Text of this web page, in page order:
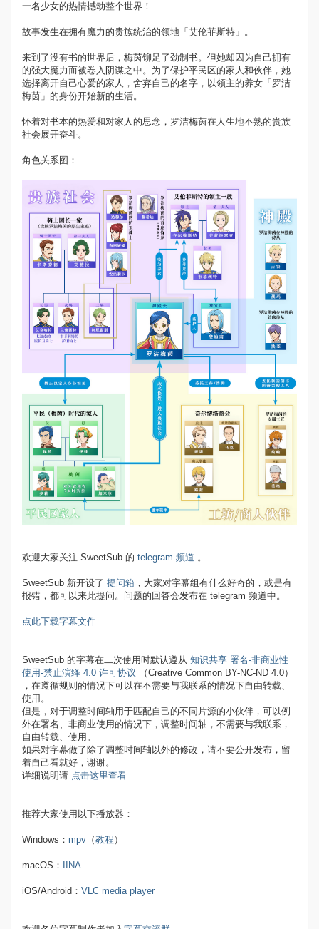
一名少女的热情撼动整个世界！
故事发生在拥有魔力的贵族统治的领地「艾伦菲斯特」。
来到了没有书的世界后，梅茵铆足了劲制书。但她却因为自己拥有
的强大魔力而被卷入阴谋之中。为了保护平民区的家人和伙伴，她
选择离开自己心爱的家人，舍弃自己的名字，以领主的养女「罗洁
梅茵」的身份开始新的生活。
怀着对书本的热爱和对家人的思念，罗洁梅茵在人生地不熟的贵族
社会展开奋斗。
角色关系图：
欢迎大家关注 SweetSub 的 telegram 频道 。
SweetSub 新开设了 提问箱 ，大家对字幕组有什么好奇的，或是有
报错，都可以来此提问。问题的回答会发布在 telegram 频道中。
点此下载字幕文件
SweetSub 的字幕在二次使用时默认遵从 知识共享 署名-非商业性
使用-禁止演绎 4.0 许可协议 （Creative Common BY-NC-ND 4.0）
，在遵循规则的情况下可以在不需要与我联系的情况下自由转载、
使用。
但是，对于调整时间轴用于匹配自己的不同片源的小伙伴，可以例
外在署名、非商业使用的情况下，调整时间轴，不需要与我联系，
自由转载、使用。
如果对字幕做了除了调整时间轴以外的修改，请不要公开发布，留
着自己看就好，谢谢。
详细说明请 点击这里查看
推荐大家使用以下播放器：
Windows： mpv （教程 ）
macOS： IINA
iOS/Android： VLC media player